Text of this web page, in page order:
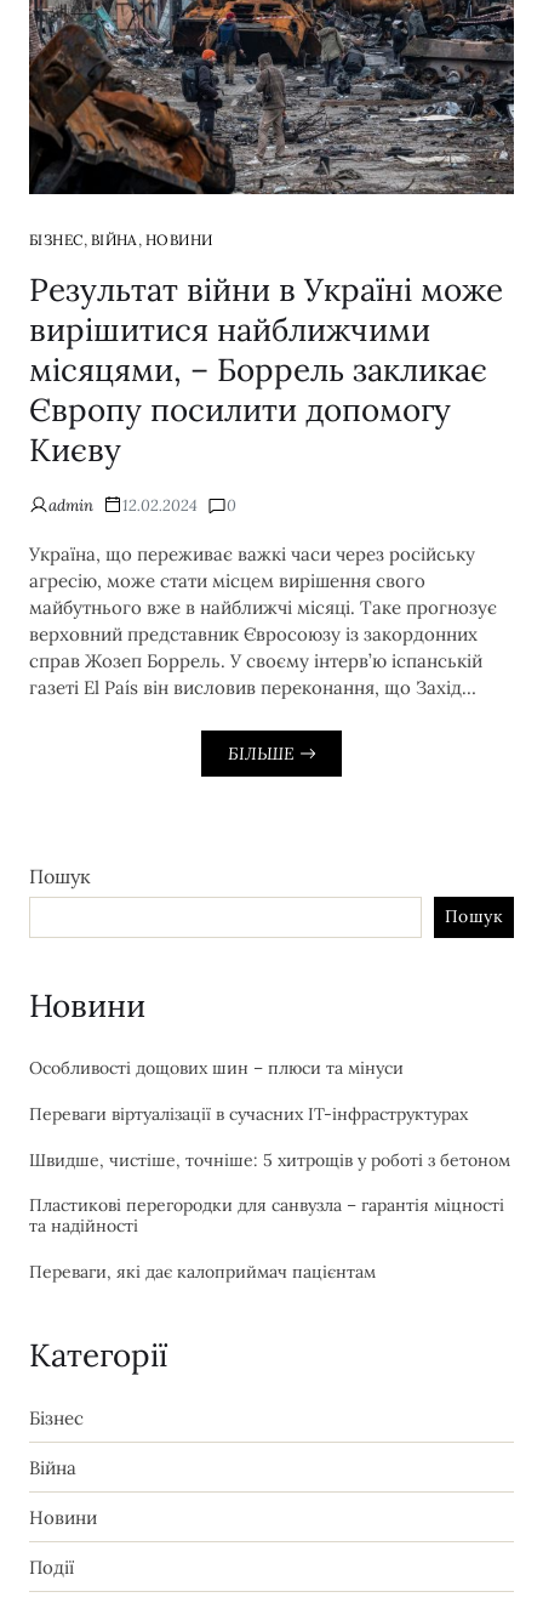
БІЗНЕС, ВІЙНА , НОВИНИ
Результат війни в Україні може
вирішитися найближчими
місяцями, – Боррель закликає
Європу посилити допомогу
Києву
admin 12.02.2024 0
Україна, що переживає важкі часи через російську
агресію, може стати місцем вирішення свого
майбутнього вже в найближчі місяці. Таке прогнозує
верховний представник Євросоюзу із закордонних
справ Жозеп Боррель. У своєму інтерв’ю іспанській
газеті El País він висловив переконання, що Захід…
БІЛЬШЕ
Пошук
Пошук
Новини
Особливості дощових шин – плюси та мінуси
Переваги віртуалізації в сучасних IT-інфраструктурах
Швидше, чистіше, точніше: 5 хитрощів у роботі з бетоном
Пластикові перегородки для санвузла – гарантія міцності
та надійності
Переваги, які дає калоприймач пацієнтам
Категорії
Бізнес
Війна
Новини
Події